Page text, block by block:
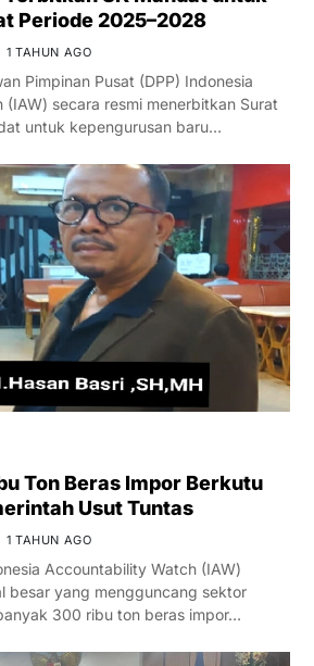
Periode 2025–2028
1 TAHUN AGO
Pimpinan Pusat (DPP) Indonesia
secara resmi menerbitkan Surat
untuk kepengurusan baru…
Ton Beras Impor Berkutu
Usut Tuntas
1 TAHUN AGO
Accountability Watch (IAW)
besar yang mengguncang sektor
300 ribu ton beras impor…